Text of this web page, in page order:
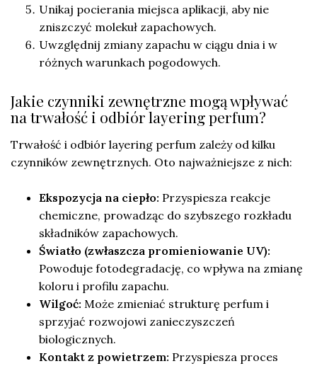
Unikaj pocierania miejsca aplikacji, aby nie
zniszczyć molekuł zapachowych.
Uwzględnij zmiany zapachu w ciągu dnia i w
różnych warunkach pogodowych.
Jakie czynniki zewnętrzne mogą wpływać
na trwałość i odbiór layering perfum?
Trwałość i odbiór layering perfum zależy od kilku
czynników zewnętrznych. Oto najważniejsze z nich:
Ekspozycja na ciepło: Przyspiesza reakcje
chemiczne, prowadząc do szybszego rozkładu
składników zapachowych.
Światło (zwłaszcza promieniowanie UV):
Powoduje fotodegradację, co wpływa na zmianę
koloru i profilu zapachu.
Wilgoć: Może zmieniać strukturę perfum i
sprzyjać rozwojowi zanieczyszczeń
biologicznych.
Kontakt z powietrzem: Przyspiesza proces